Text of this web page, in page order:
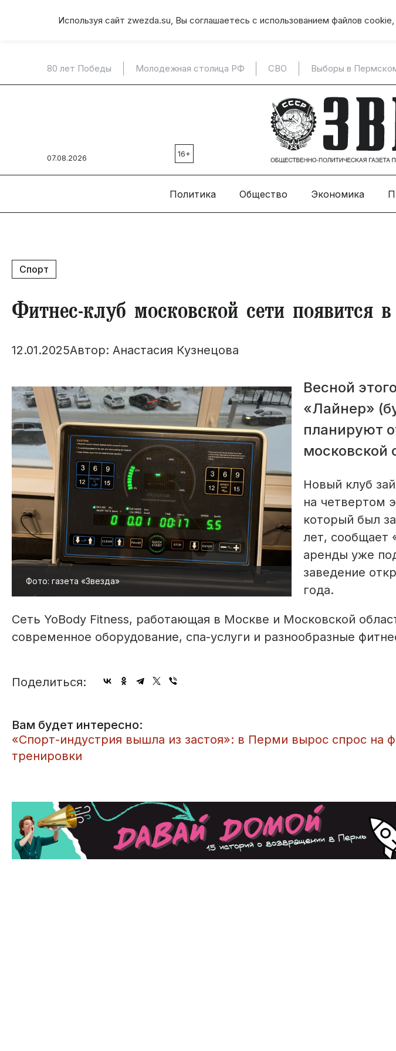
Используя сайт zwezda.su, Вы соглашаетесь с использованием файлов
80 лет Победы Молодежная столица РФ СВО Выборы в
07.08.2026 16+
Политика Общество Экономика
Спорт
​Фитнес-клуб московской сети появится
12.01.2025Автор: Анастасия Кузнецова
Фото: газета «Звезда»
Весной
«Лайнер»
планируют
московской
Новый клуб
на четвертом
который был
лет, сообщает
аренды уже
заведение
года.
Сеть YoBody Fitness, работающая в Москве и Московской
современное оборудование, спа-услуги и разнообразные
Поделиться:
Вам будет интересно:
​«Спорт-индустрия вышла из застоя»: в Перми вырос спрос на
тренировки